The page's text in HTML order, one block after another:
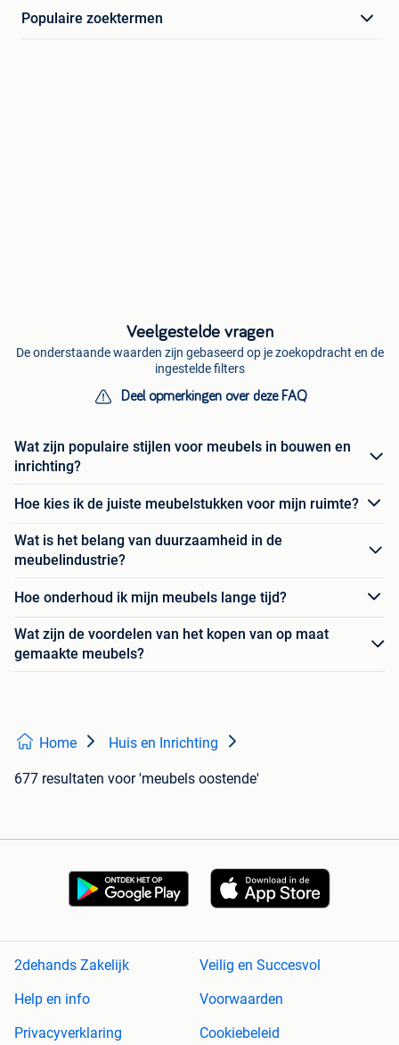
Populaire zoektermen
Veelgestelde vragen
De onderstaande waarden zijn gebaseerd op je zoekopdracht en de
ingestelde filters
Deel opmerkingen over deze FAQ
Wat zijn populaire stijlen voor meubels in bouwen en
inrichting?
Hoe kies ik de juiste meubelstukken voor mijn ruimte?
Wat is het belang van duurzaamheid in de
meubelindustrie?
Hoe onderhoud ik mijn meubels lange tijd?
Wat zijn de voordelen van het kopen van op maat
gemaakte meubels?
Home Huis en Inrichting
677 resultaten voor 'meubels oostende'
2dehands Zakelijk
Veilig en Succesvol
Help en info
Voorwaarden
Privacyverklaring
Cookiebeleid